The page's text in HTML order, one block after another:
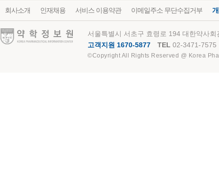
회사소개 인재채용 서비스 이용약관 이메일주소 무단수집거부
약학정보원
서울특별시 서초구 효령로 194 대한약사
고객지원 1670-5877
TEL 02-3471-7575
©Copyright All Rights Reserved @ Korea